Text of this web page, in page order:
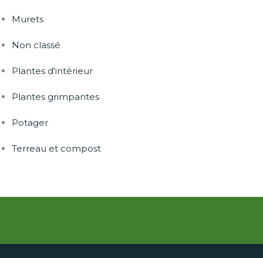
Murets
Non classé
Plantes d'intérieur
Plantes grimpantes
Potager
Terreau et compost